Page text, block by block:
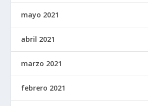
mayo 2021
abril 2021
marzo 2021
febrero 2021